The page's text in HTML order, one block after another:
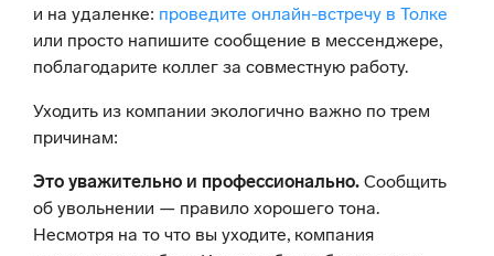
и на удаленке: проведите онлайн-встречу в Толке
или просто напишите сообщение в мессенджере,
поблагодарите коллег за совместную работу.
Уходить из компании экологично важно по трем
причинам:
Это уважительно и профессионально. Сообщить
об увольнении — правило хорошего тона.
Несмотря на то что вы уходите, компания